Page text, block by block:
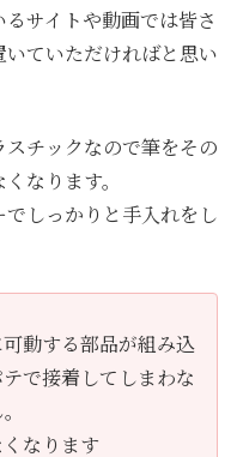
サイトや動画では皆さ
ていただければと思い
チックなので筆をその
なります。
しっかりと手入れをし
動する部品が組み込
で接着してしまわな
なります